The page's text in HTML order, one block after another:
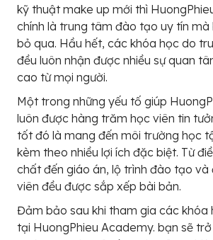
kỹ thuật make up mới thì
chính là trung tâm đào tạo uy tín mà
bỏ qua. Hầu hết, các khóa học do
đều luôn nhận được nhiều sự quan
cao từ mọi người.
Một trong những yếu tố giúp
luôn được hàng trăm học viên tin
tốt đó là mang đến môi trường học
kèm theo nhiều lợi ích đặc biệt. Từ
chất đến giáo án, lộ trình đào tạo và
viên đều được sắp xếp bài bản.
Đảm bảo sau khi tham gia các khóa
tại HuongPhieu Academy. bạn sẽ